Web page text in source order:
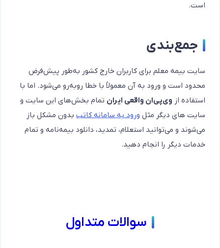
است.
جمع‌بندی
سایت بیمه معلم برای کاربران خارج کشور به‌طور پیش‌فرض
محدود است و ورود به آن معمولاً با خطا روبه‌رو می‌شود. اما با
استفاده از وی‌پی‌ان واقعی ایران تمام بخش‌های این سایت و
سایت های دیگر مثل ورود به سامانه کاتب بدون مشکل باز
می‌شوند و می‌توانید استعلام، تمدید، دانلود بیمه‌نامه و تمام
خدمات دیگر را انجام دهید.
سوالات متداول